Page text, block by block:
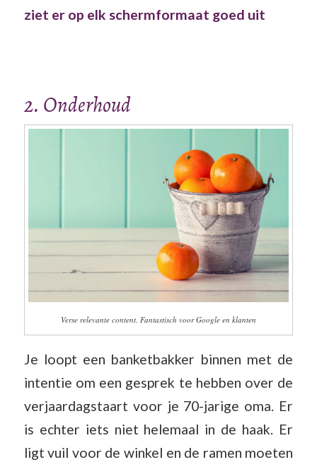
ziet er op elk schermformaat goed uit
2. Onderhoud
Verse relevante content. Fantastisch voor Google en klanten
Je loopt een banketbakker binnen met de
intentie om een gesprek te hebben over de
verjaardagstaart voor je 70-jarige oma. Er
is echter iets niet helemaal in de haak. Er
ligt vuil voor de winkel en de ramen moeten